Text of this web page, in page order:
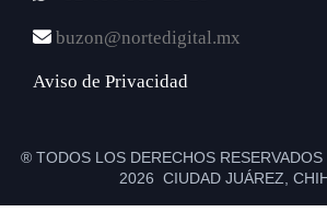
buzon@nortedigital.mx
Aviso de Privacidad
® TODOS LOS DERECHOS RESERVADOS
2026 CIUDAD JUÁREZ,